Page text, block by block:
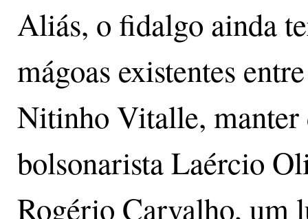
Aliás, o fidalgo ainda
mágoas existentes
Nitinho Vitalle, manter
bolsonarista Laércio
Rogério Carvalho, um